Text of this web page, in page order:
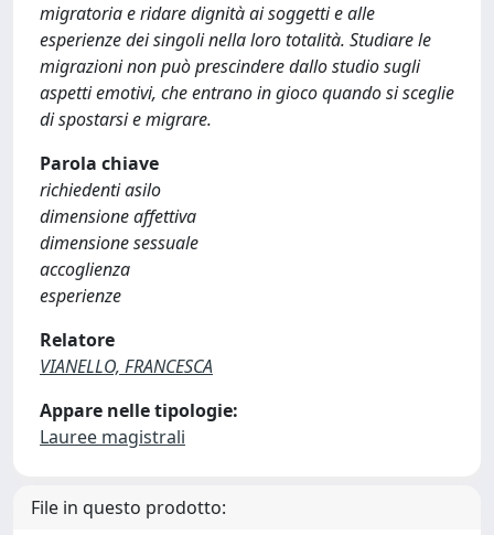
migratoria e ridare dignità ai soggetti e alle
esperienze dei singoli nella loro totalità. Studiare le
migrazioni non può prescindere dallo studio sugli
aspetti emotivi, che entrano in gioco quando si sceglie
di spostarsi e migrare.
Parola chiave
richiedenti asilo
dimensione affettiva
dimensione sessuale
accoglienza
esperienze
Relatore
VIANELLO, FRANCESCA
Appare nelle tipologie:
Lauree magistrali
File in questo prodotto: